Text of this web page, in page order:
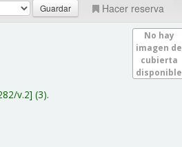
Hacer reserva
No hay
imagen de
cubierta
disponible
v.2 (3).